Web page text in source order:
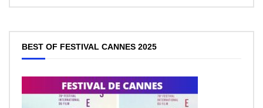
BEST OF FESTIVAL CANNES 2025